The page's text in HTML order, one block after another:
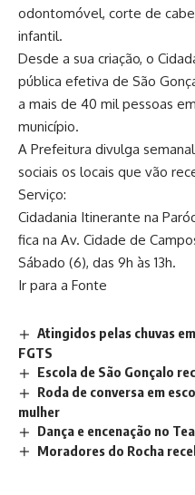
odontomóvel, corte de
infantil.
Desde a sua criação, o
pública efetiva de São
a mais de 40 mil pessoas
município.
A Prefeitura divulga
sociais os locais que vão
Serviço:
Cidadania Itinerante na
fica na Av. Cidade de
Sábado (6), das 9h às 13h.
Ir para a Fonte
Atingidos pelas chuvas
FGTS
Escola de São Gonçalo
Roda de conversa em
mulher
Dança e encenação no
Moradores do Rocha